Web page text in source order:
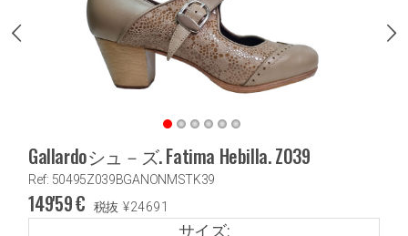
Gallardoシュ－ズ. Fatima Hebilla. Z039
Ref: 50495Z039BGANONMSTK39
149'59€ 税抜 ¥24691
サイズ: